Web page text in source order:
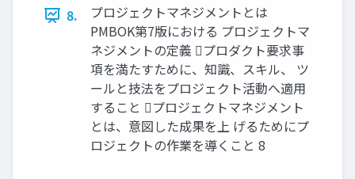
8.
プロジェクトマネジメントとは
PMBOK第7版における プロジェクトマ
ネジメントの定義 プロダクト要求事
項を満たすために、知識、スキル、 ツ
ールと技法をプロジェクト活動へ適用
すること プロジェクトマネジメント
とは、意図した成果を上 げるためにプ
ロジェクトの作業を導くこと 8